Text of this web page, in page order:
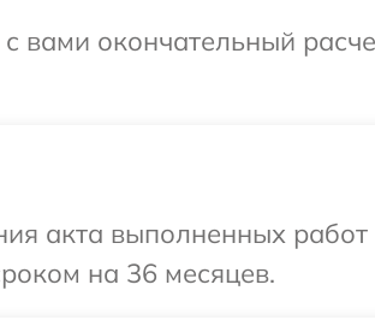
вами окончательный
акта выполненных
на 36 месяцев.